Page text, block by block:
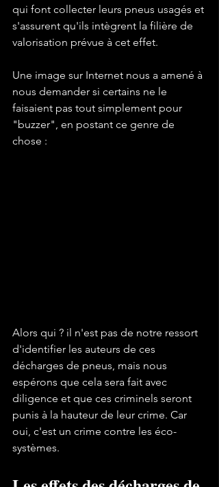
qui font collecter leurs pneus usagés et
s'assurent qu'ils intègrent la filière de
valorisation prévue à cet effet.
Une image sur Internet nous a amené à
nous demander si certains ne le
faisaient pas tout simplement pour
"buzzer", en postant ce genre de
chose :
Alors qui ? il n'est pas de notre ressort
d'identifier les auteurs de ces
décharges de pneus, mais nous
espérons que cela sera fait avec
diligence et que ces criminels seront
punis à la hauteur de leur crime. Car
oui, c'est un crime contre les éco-